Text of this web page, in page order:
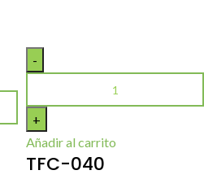
Añadir al carrito
TFC-040